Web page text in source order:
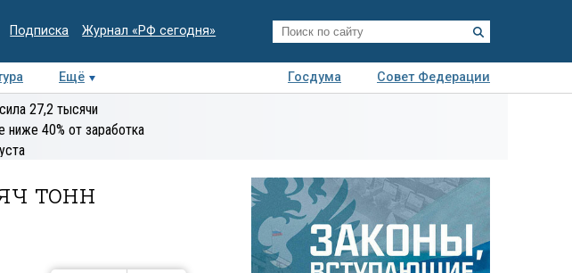
Подписка Журнал «РФ сегодня»
Ещё Госдума
Совет Федерации
Колумнисты
27,2 тысячи
ниже 40% от заработка
тонн